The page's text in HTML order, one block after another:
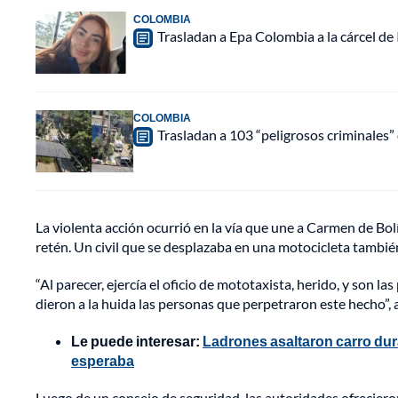
COLOMBIA
Trasladan a Epa Colombia a la cárcel
COLOMBIA
Trasladan a 103 “peligrosos
La violenta acción ocurrió en la vía que une a Carmen de
retén. Un civil que se desplazaba en una motocicleta
“Al parecer, ejercía el oficio de mototaxista, herido, y son
dieron a la huida las personas que perpetraron este
Le puede interesar: Ladrones asaltaron carro
esperaba